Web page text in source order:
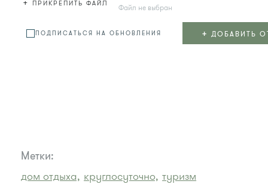
+ ПРИКРЕПИТЬ ФАЙЛ Файл не выбран
ПОДПИСАТЬСЯ НА ОБНОВЛЕНИЯ + ДОБАВИТЬ
Метки:
дом отдыха, круглосуточно, туризм